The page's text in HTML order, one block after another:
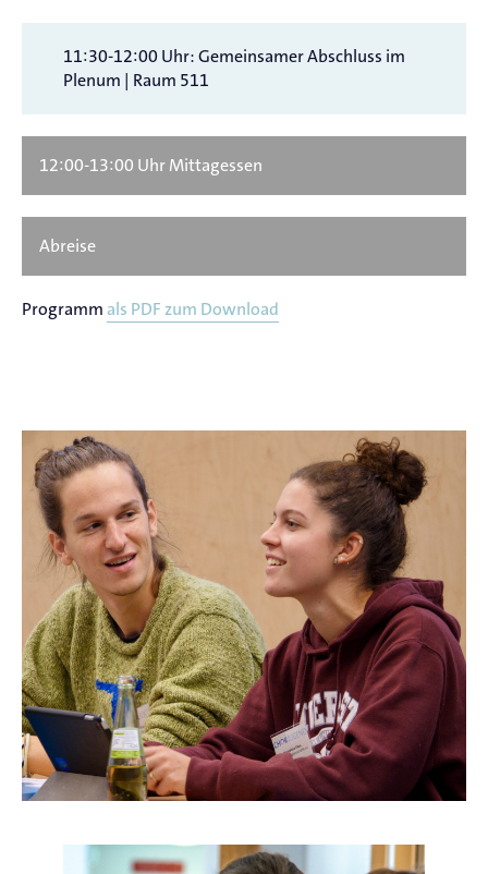
11:30-12:00 Uhr: Gemeinsamer Abschluss im
Plenum | Raum 511
12:00-13:00 Uhr Mittagessen
Abreise
Programm als PDF zum Download